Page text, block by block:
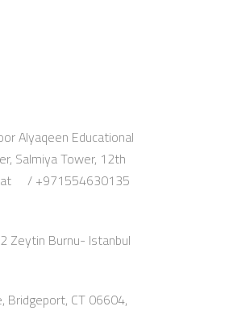
Alyaqeen Educational
Salmiya Tower, 12th
/ +971554630135
Zeytin Burnu- Istanbul
CT 06604,